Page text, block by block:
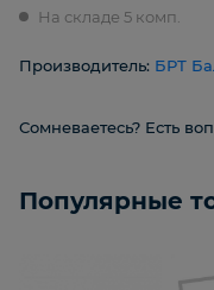
На складе 5 комп.
Производитель: БРТ
Сомневаетесь? Есть
Популярные